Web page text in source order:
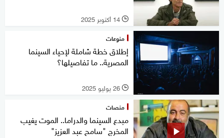
l 14 أكتوبر 2025
منوعات
إطلاق خطة شاملة لإحياء السينما
المصرية.. ما تفاصيلها؟
l 26 يوليو 2025
منصات
مبدع السينما والدراما.. الموت يغيب
المخرج "سامح عبد العزيز"